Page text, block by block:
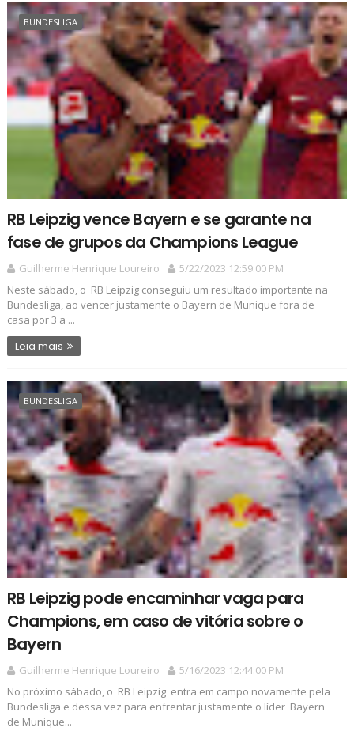
BUNDESLIGA
RB Leipzig vence Bayern e se garante na
fase de grupos da Champions League
Guilherme Henrique Loureiro
5/22/2023 12:59:00 PM
Neste sábado, o RB Leipzig conseguiu um resultado importante na
Bundesliga, ao vencer justamente o Bayern de Munique fora de
casa por 3 a ...
Leia mais
BUNDESLIGA
RB Leipzig pode encaminhar vaga para
Champions, em caso de vitória sobre o
Bayern
Guilherme Henrique Loureiro
5/16/2023 12:44:00 PM
No próximo sábado, o RB Leipzig entra em campo novamente pela
Bundesliga e dessa vez para enfrentar justamente o líder Bayern
de Munique...